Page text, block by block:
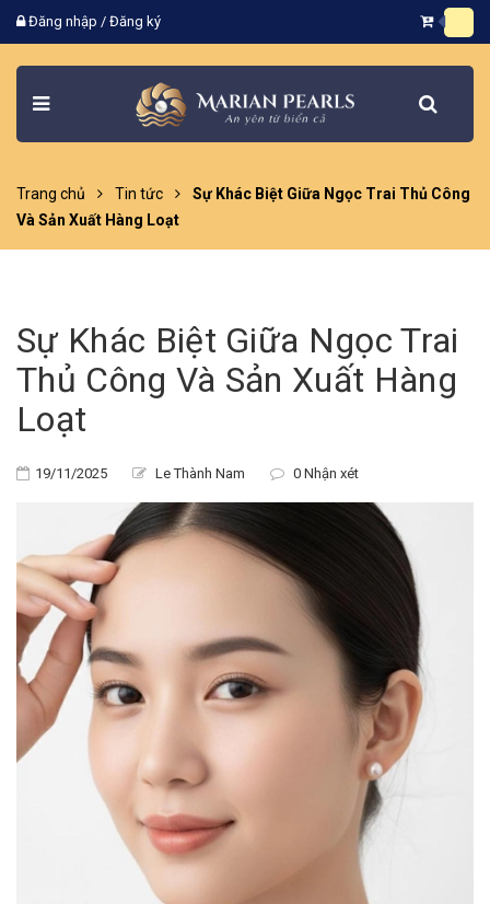
Đăng nhập / Đăng ký
Trang chủ Tin tức
Sự Khác Biệt Giữa Ngọc Trai Thủ Công
Và Sản Xuất Hàng Loạt
Sự Khác Biệt Giữa Ngọc Trai
Thủ Công Và Sản Xuất Hàng
Loạt
19/11/2025 Le Thành Nam 0 Nhận xét